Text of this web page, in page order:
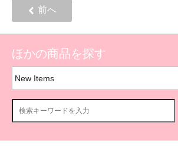
前へ
ほかの商品を探す